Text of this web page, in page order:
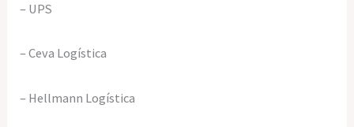
– UPS
– Ceva Logística
– Hellmann Logística